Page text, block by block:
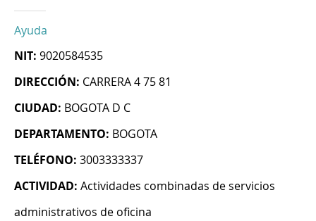
Ayuda
NIT: 9020584535
DIRECCIÓN: CARRERA 4 75 81
CIUDAD: BOGOTA D C
DEPARTAMENTO: BOGOTA
TELÉFONO: 3003333337
ACTIVIDAD: Actividades combinadas de servicios
administrativos de oficina